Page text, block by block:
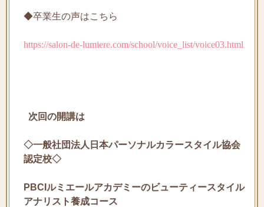
◆卒業生の声はこちら
https://salon-de-lumiere.com/school/voice_list/voice03.html
次回の開講は
◇一般社団法人日本パーソナルカラースタイル協会
認定校◇
PBCIルミエールアカデミーのビューティースタイル
アナリスト養成コース